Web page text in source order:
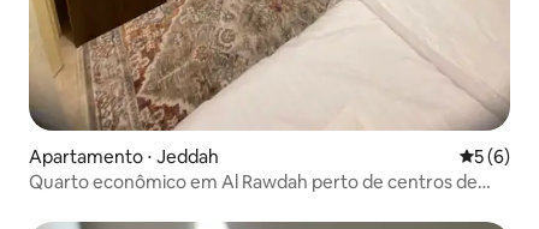
Apartamento ⋅ Jeddah 5 de
5 (6)
Quarto econômico em Al Rawdah perto de centros de